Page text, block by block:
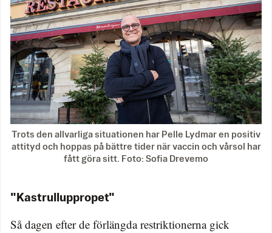
Trots den allvarliga situationen har Pelle Lydmar en positiv
attityd och hoppas på bättre tider när vaccin och vårsol har
fått göra sitt. Foto: Sofia Drevemo
"Kastrulluppropet"
Så dagen efter de förlängda restriktionerna gick